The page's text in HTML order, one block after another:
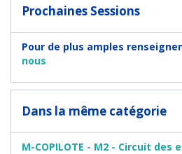
Prochaines Sessions
Pour de plus amples
nous
Dans la même catégorie
M-COPILOTE - M2 - Circuit des